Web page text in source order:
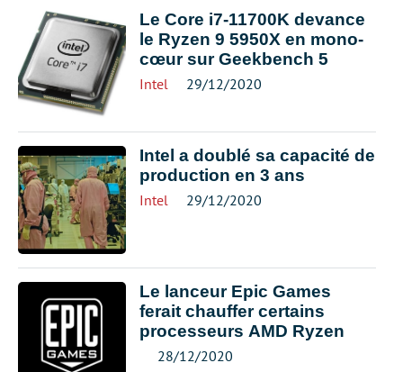
Le Core i7-11700K devance
le Ryzen 9 5950X en mono-
cœur sur Geekbench 5
Intel 29/12/2020
Intel a doublé sa capacité de
production en 3 ans
Intel 29/12/2020
Le lanceur Epic Games
ferait chauffer certains
processeurs AMD Ryzen
28/12/2020